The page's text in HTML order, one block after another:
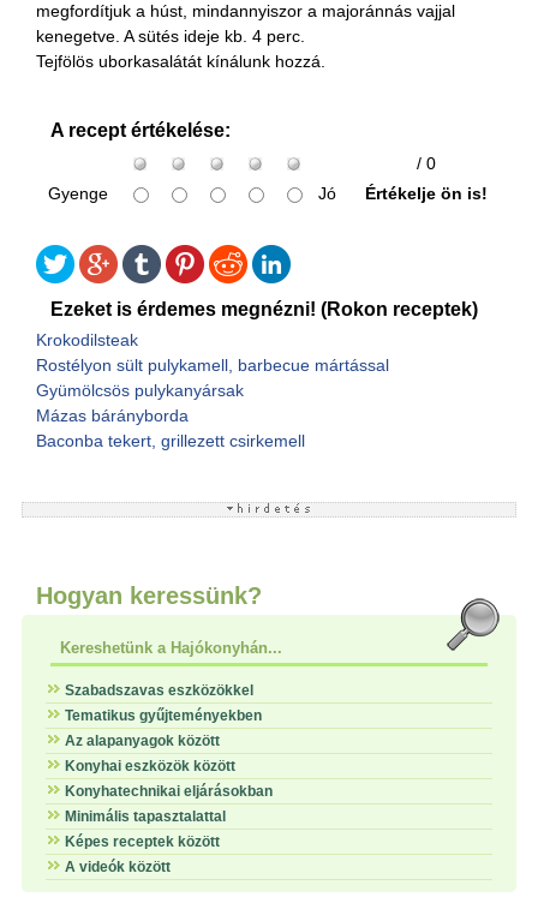
megfordítjuk a húst, mindannyiszor a majoránnás vajjal
kenegetve. A sütés ideje kb. 4 perc.
Tejfölös uborkasalátát kínálunk hozzá.
A recept értékelése:
/ 0
Gyenge
Jó Értékelje ön is!
Ezeket is érdemes megnézni! (Rokon receptek)
Krokodilsteak
Rostélyon sült pulykamell, barbecue mártással
Gyümölcsös pulykanyársak
Mázas bárányborda
Baconba tekert, grillezett csirkemell
Hogyan keressünk?
Kereshetünk a Hajókonyhán...
Szabadszavas eszközökkel
Tematikus gyűjteményekben
Az alapanyagok között
Konyhai eszközök között
Konyhatechnikai eljárásokban
Minimális tapasztalattal
Képes receptek között
A videók között